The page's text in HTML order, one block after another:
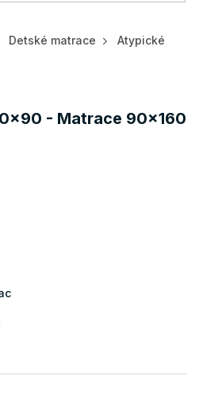
Detské matrace
Atypické
- Matrace 90x160